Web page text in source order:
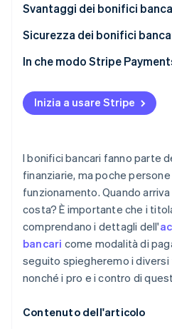
Stripe Sessions 2026
Scopri come Stripe sta
Guarda ora
Non possono essere
Maggiore sicurezza
Attraente per le preferenze
Percentuali di conversione
Pacifico
Svantaggi dei bonifici
Riconciliazione
Mancanza generale di
Nessun controllo
Maggiori possibilità di ritardi
Sicurezza dei bonifici
In che modo Stripe
Inizia a usare Stripe
I bonifici bancari fanno parte
finanziarie, ma poche
funzionamento. Quando
costa? È importante che i
comprendano i dettagli dell'
bancari come modalità di
seguito spiegheremo i diversi
nonché i pro e i contro di
Contenuto dell'articolo